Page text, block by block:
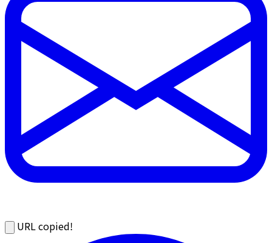
URL copied!